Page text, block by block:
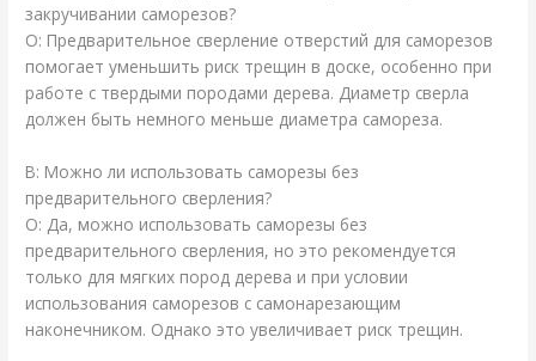
закручивании саморезов?
О: Предварительное сверление отверстий для саморезов
помогает уменьшить риск трещин в доске, особенно при
работе с твердыми породами дерева. Диаметр сверла
должен быть немного меньше диаметра самореза.
В: Можно ли использовать саморезы без
предварительного сверления?
О: Да, можно использовать саморезы без
предварительного сверления, но это рекомендуется
только для мягких пород дерева и при условии
использования саморезов с самонарезающим
наконечником. Однако это увеличивает риск трещин.